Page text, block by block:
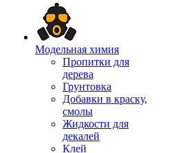
Модельная химия
Пропитки для
дерева
Грунтовка
Добавки в краску,
смолы
Жидкости для
декалей
Клей